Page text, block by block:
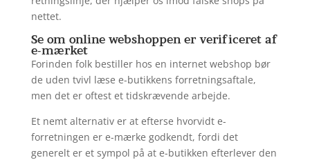
nettet.
Se om online webshoppen er verificeret af
e-mærket
Forinden folk bestiller hos en internet webshop bør
de uden tvivl læse e-butikkens forretningsaftale,
men det er oftest et tidskrævende arbejde.
Et nemt alternativ er at efterse hvorvidt e-
forretningen er e-mærke godkendt, fordi det
generelt er et sympol på at e-butikken efterlever den